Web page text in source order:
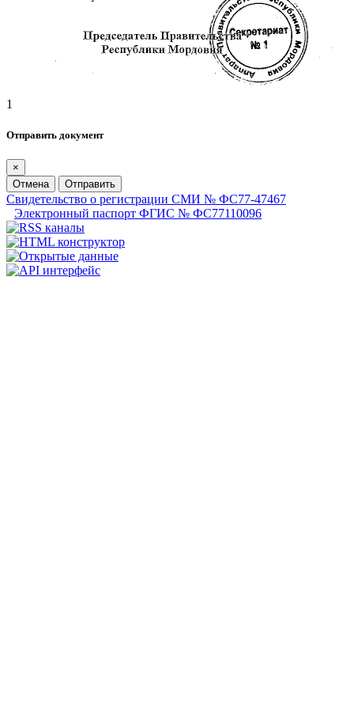
1
Отправить документ
×
Отмена
Отправить
Свидетельство о регистрации СМИ № ФС77-47467
Электронный паспорт ФГИС № ФС77110096